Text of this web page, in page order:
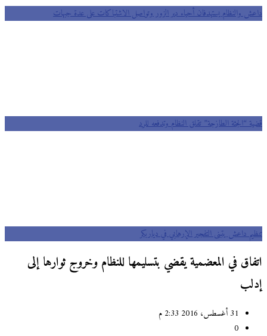
داعش والنظام يستهدفان أحياء دير الزور وتواصل الاشتباكات على عدة جبهات
قضية “الجثة الطازجة” تقلق النظام وتدفعه للرد
تنظيم داعش يتبنى التفجير الإرهابي في دياربكر
اتفاق في المعضمية يقضي بتسليمها للنظام وخروج ثوارها إلى
إدلب
31 أغسطس، 2016 2:33 م